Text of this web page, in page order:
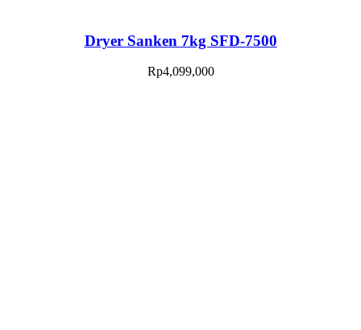
Dryer Sanken 7kg SFD-7500
Rp4,099,000